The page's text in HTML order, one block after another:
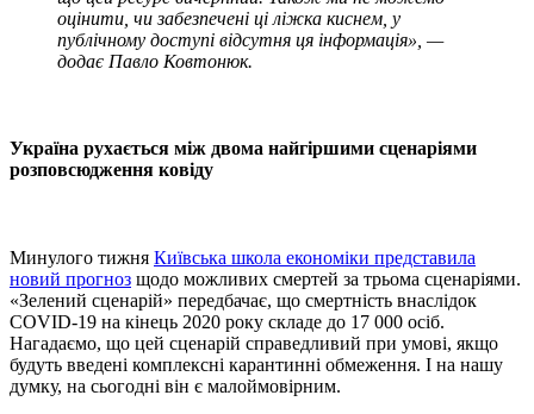
оцінити, чи забезпечені ці ліжка киснем, у
публічному доступі відсутня ця інформація», —
додає Павло Ковтонюк.
Україна рухається між двома найгіршими сценаріями
розповсюдження ковіду
Минулого тижня Київська школа економіки представила
новий прогноз щодо можливих смертей за трьома сценаріями.
«Зелений сценарій» передбачає, що смертність внаслідок
COVID-19 на кінець 2020 року складе до 17 000 осіб.
Нагадаємо, що цей сценарій справедливий при умові, якщо
будуть введені комплексні карантинні обмеження. І на нашу
думку, на сьогодні він є малоймовірним.